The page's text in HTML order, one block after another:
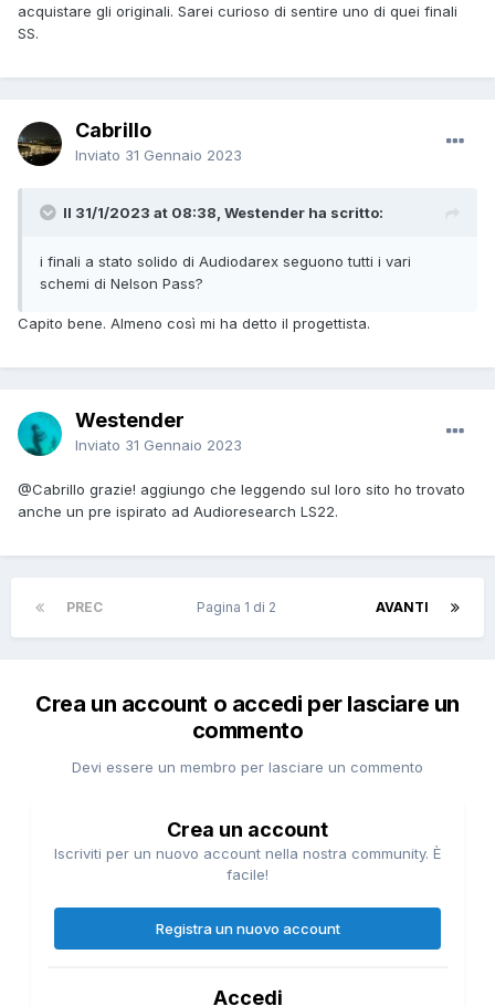
acquistare gli originali. Sarei curioso di sentire uno di quei finali
SS.
Cabrillo
Inviato 31 Gennaio 2023
Il 31/1/2023 at 08:38, Westender ha scritto:
i finali a stato solido di Audiodarex seguono tutti i vari
schemi di Nelson Pass?
Capito bene. Almeno così mi ha detto il progettista.
Westender
Inviato 31 Gennaio 2023
@Cabrillo grazie! aggiungo che leggendo sul loro sito ho trovato
anche un pre ispirato ad Audioresearch LS22.
PREC AVANTI
Pagina 1 di 2
Crea un account o accedi per lasciare un
commento
Devi essere un membro per lasciare un commento
Crea un account
Iscriviti per un nuovo account nella nostra community. È
facile!
Registra un nuovo account
Accedi